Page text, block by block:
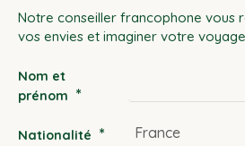
Notre conseiller francophone vous
vos envies et imaginer votre voyage
Nom et
prénom *
Nationalité *